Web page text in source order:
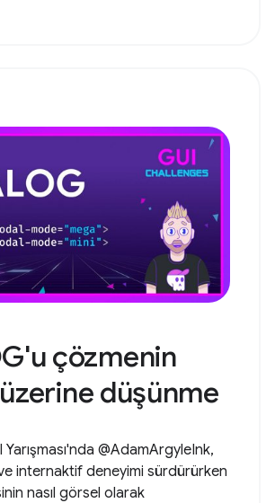
çözmenin
düşünme
@AdamArgyleInk,
internaktif deneyimi sürdürürken
nasıl görsel olarak